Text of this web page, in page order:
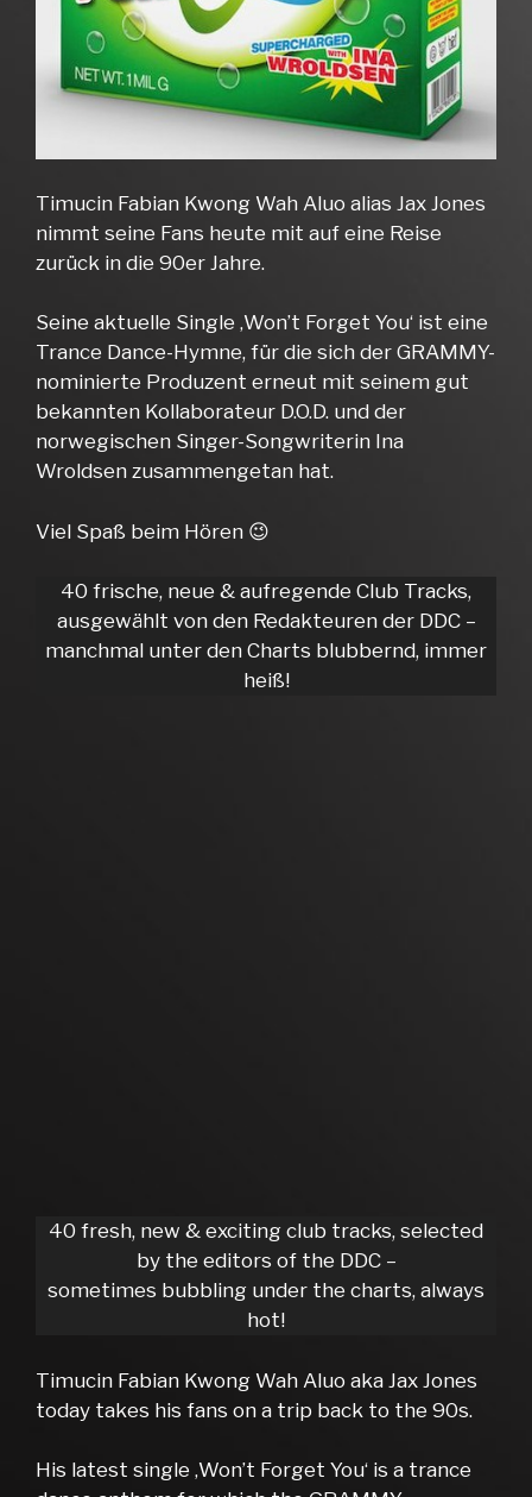
Timucin Fabian Kwong Wah Aluo alias Jax Jones
nimmt seine Fans heute mit auf eine Reise
zurück in die 90er Jahre.
Seine aktuelle Single ‚Won’t Forget You‘ ist eine
Trance Dance-Hymne, für die sich der GRAMMY-
nominierte Produzent erneut mit seinem gut
bekannten Kollaborateur D.O.D. und der
norwegischen Singer-Songwriterin Ina
Wroldsen zusammengetan hat.
Viel Spaß beim Hören 😉
40 frische, neue & aufregende Club Tracks,
ausgewählt von den Redakteuren der DDC –
manchmal unter den Charts blubbernd, immer
heiß!
40 fresh, new & exciting club tracks, selected
by the editors of the DDC –
sometimes bubbling under the charts, always
hot!
Timucin Fabian Kwong Wah Aluo aka Jax Jones
today takes his fans on a trip back to the 90s.
His latest single ‚Won’t Forget You‘ is a trance